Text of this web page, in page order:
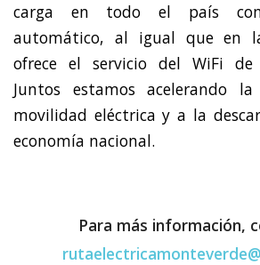
carga en todo el país
automático, al igual que en
ofrece el servicio del WiFi
Juntos estamos acelerando
movilidad eléctrica y a la
economía nacional.
Para más información,